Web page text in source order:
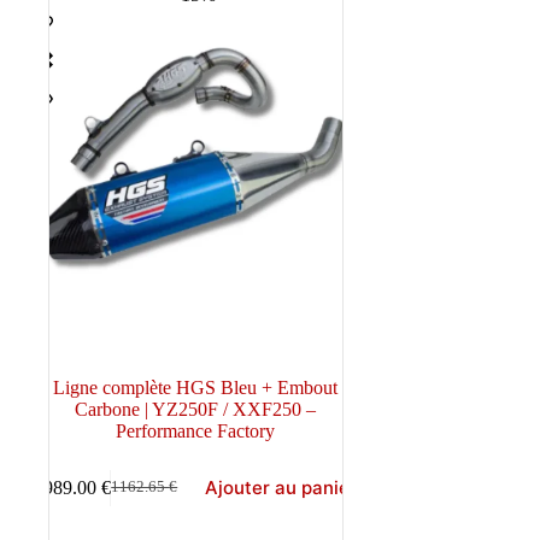
Ligne complète HGS Bleu + Embout
Carbone | YZ250F / XXF250 –
Performance Factory
1162.65€
Le
989.00€Le
Ajouter au panier